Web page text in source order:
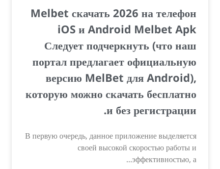
Melbet скачать 2026 на телефон
iOS и Android Melbet Apk
Следует подчеркнуть (что наш
портал предлагает официальную
версию MelBet для Android),
которую можно скачать бесплатно
и без регистрации.
В первую очередь, данное приложение выделяется
своей высокой скоростью работы и
эффективностью, а...